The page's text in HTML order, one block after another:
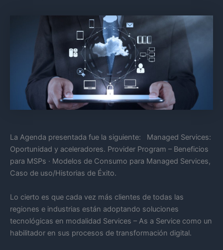
La Agenda presentada fue la siguiente: Managed Services:
Oportunidad y aceleradores. Provider Program – Beneficios
para MSPs · Modelos de Consumo para Managed Services,
Caso de uso/Historias de Éxito.
Lo cierto es que cada vez más clientes de todas las
regiones e industrias están adoptando soluciones
tecnológicas en modalidad Services – As a Service como un
habilitador en sus procesos de transformación digital.